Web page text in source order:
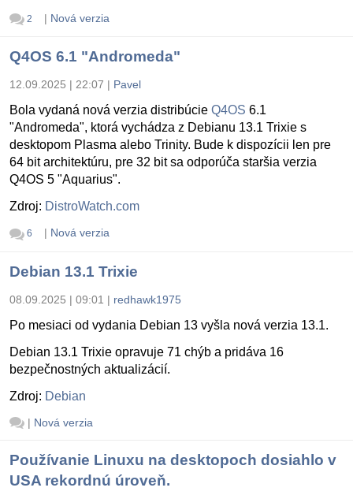
2 | Nová verzia
Q4OS 6.1 "Andromeda"
12.09.2025 | 22:07 | Pavel
Bola vydaná nová verzia distribúcie Q4OS 6.1
"Andromeda", ktorá vychádza z Debianu 13.1 Trixie s
desktopom Plasma alebo Trinity. Bude k dispozícii len pre
64 bit architektúru, pre 32 bit sa odporúča staršia verzia
Q4OS 5 "Aquarius".
Zdroj: DistroWatch.com
6 | Nová verzia
Debian 13.1 Trixie
08.09.2025 | 09:01 | redhawk1975
Po mesiaci od vydania Debian 13 vyšla nová verzia 13.1.
Debian 13.1 Trixie opravuje 71 chýb a pridáva 16
bezpečnostných aktualizácií.
Zdroj: Debian
| Nová verzia
Používanie Linuxu na desktopoch dosiahlo v
USA rekordnú úroveň.